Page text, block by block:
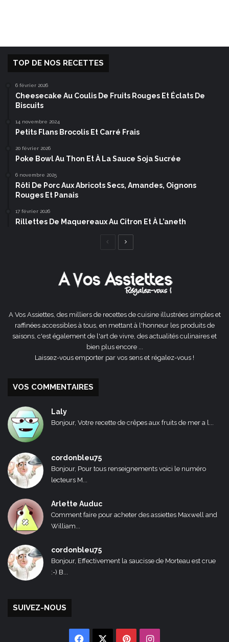
TOP DE NOS RECETTES
6 février 2026
Cheesecake Au Coulis De Fruits Rouges Et Éclats De
Biscuits
14 novembre 2024
Petits Flans Brocolis Et Carré Frais
20 février 2026
Poke Bowl Au Thon Et À La Sauce Soja Sucrée
6 novembre 2025
Rôti De Porc Aux Abricots Secs, Amandes, Oignons
Rouges Et Panais
17 février 2026
Rillettes De Maquereaux Au Citron Et À L’aneth
Page
A Vos Assiettes, des milliers de recettes de cuisine illustrées simples et
raffinées accessibles à tous, en mettant à l'honneur les produits de
saisons, c'est également de l'art de vivre, des actualités culinaires et
bien plus encore ...
Laissez-vous emporter par vos sens et régalez-vous !
VOS COMMENTAIRES
Laly
Bonjour, Votre recette de crêpes aux fruits de mer a l...
cordonbleu75
Bonjour, Pour tous renseignements voici le numéro
lecteurs M...
Arlette Auduc
Comment faire pour acheter des assiettes Maxwell and
William...
cordonbleu75
Bonjour, Effectivement la saucisse de Morteau est crue
:-) B...
SUIVEZ-NOUS
Facebook PinterestInstagram